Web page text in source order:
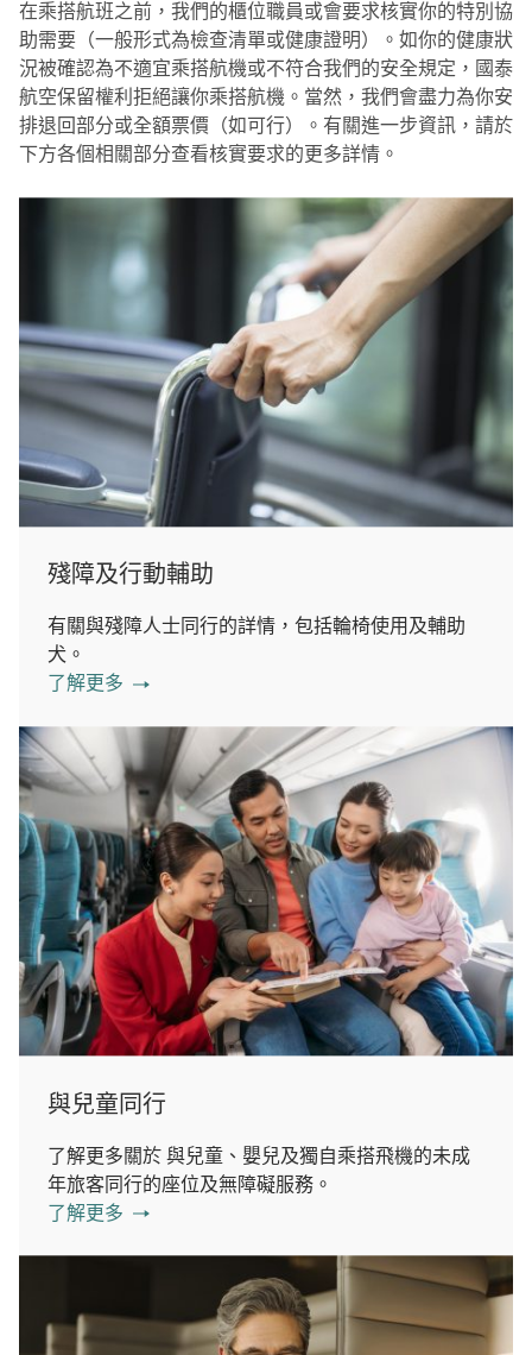
在乘搭航班之前，我們的櫃位職員或會要求核實你的特別協
助需要（一般形式為檢查清單或健康證明）。如你的健康狀
況被確認為不適宜乘搭航機或不符合我們的安全規定，國泰
航空保留權利拒絕讓你乘搭航機。當然，我們會盡力為你安
排退回部分或全額票價（如可行）。有關進一步資訊，請於
下方各個相關部分查看核實要求的更多詳情。
殘障及行動輔助
有關與殘障人士同行的詳情，包括輪椅使用及輔助
犬。
了解更多
與兒童同行
了解更多關於 與兒童、嬰兒及獨自乘搭飛機的未成
年旅客同行的座位及無障礙服務。
了解更多